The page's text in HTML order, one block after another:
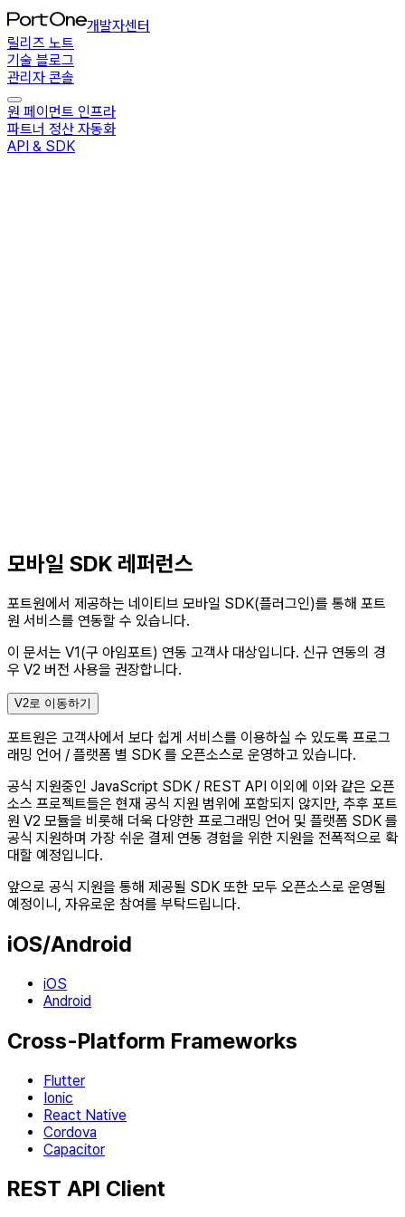
개발자센터
릴리즈 노트
기술 블로그
관리자 콘솔
원 페이먼트 인프라
파트너 정산 자동화
API & SDK
모바일 SDK 레퍼런스
포트원에서 제공하는 네이티브 모바일 SDK(플러그인)를 통해 포트
원 서비스를 연동할 수 있습니다.
이 문서는 V1(구 아임포트) 연동 고객사 대상입니다. 신규 연동의 경
우 V2 버전 사용을 권장합니다.
V2로 이동하기
포트원은 고객사에서 보다 쉽게 서비스를 이용하실 수 있도록 프로그
래밍 언어 / 플랫폼 별 SDK 를 오픈소스로 운영하고 있습니다.
공식 지원중인 JavaScript SDK / REST API 이외에 이와 같은 오픈
소스 프로젝트들은 현재 공식 지원 범위에 포함되지 않지만, 추후 포트
원 V2 모듈을 비롯해 더욱 다양한 프로그래밍 언어 및 플랫폼 SDK 를
공식 지원하며 가장 쉬운 결제 연동 경험을 위한 지원을 전폭적으로 확
대할 예정입니다.
앞으로 공식 지원을 통해 제공될 SDK 또한 모두 오픈소스로 운영될
예정이니, 자유로운 참여를 부탁드립니다.
iOS/Android
iOS
Android
Cross-Platform Frameworks
Flutter
Ionic
React Native
Cordova
Capacitor
REST API Client